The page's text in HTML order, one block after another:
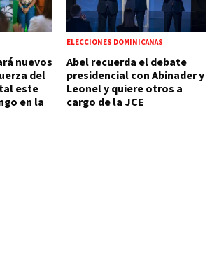
nuevos
del
este
en la
ELECCIONES DOMINICANAS
Abel recuerda el debate
presidencial con Abinader y
Leonel y quiere otros a
cargo de la JCE